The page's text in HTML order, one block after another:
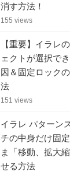
消す方法！
155 views
【重要】イラレ
ェクトが選択で
因＆固定ロック
法
151 views
イラレ パターン
チの中身だけ固
ま「移動、拡大
せる方法